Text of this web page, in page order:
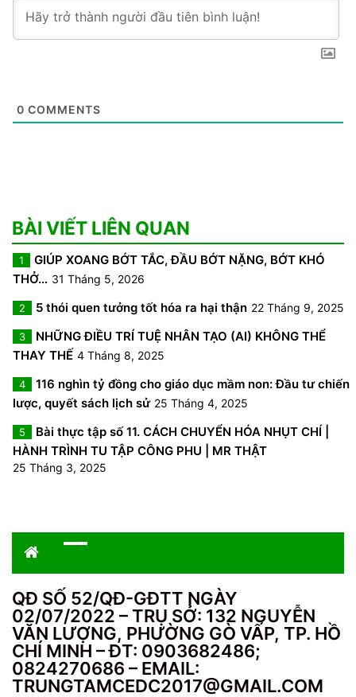
0 COMMENTS
BÀI VIẾT LIÊN QUAN
1
GIÚP XOANG BỚT TẮC, ĐẦU BỚT NẶNG, BỚT KHÓ
THỞ… 31 Tháng 5, 2026
2 5 thói quen tưởng tốt hóa ra hại thận 22 Tháng 9, 2025
3
NHỮNG ĐIỀU TRÍ TUỆ NHÂN TẠO (AI) KHÔNG THỂ
THAY THẾ 4 Tháng 8, 2025
4
116 nghìn tỷ đồng cho giáo dục mầm non: Đầu tư chiến
lược, quyết sách lịch sử 25 Tháng 4, 2025
5
Bài thực tập số 11. CÁCH CHUYỂN HÓA NHỤT CHÍ |
HÀNH TRÌNH TU TẬP CÔNG PHU | MR THẬT
25 Tháng 3, 2025
QĐ SỐ 52/QĐ-GĐTT NGÀY
02/07/2022 – TRỤ SỞ: 132 NGUYỄN
VĂN LƯỢNG, PHƯỜNG GÒ VẤP, TP. HỒ
CHÍ MINH – ĐT: 0903682486;
0824270686 – EMAIL:
TRUNGTAMCEDC2017@GMAIL.COM